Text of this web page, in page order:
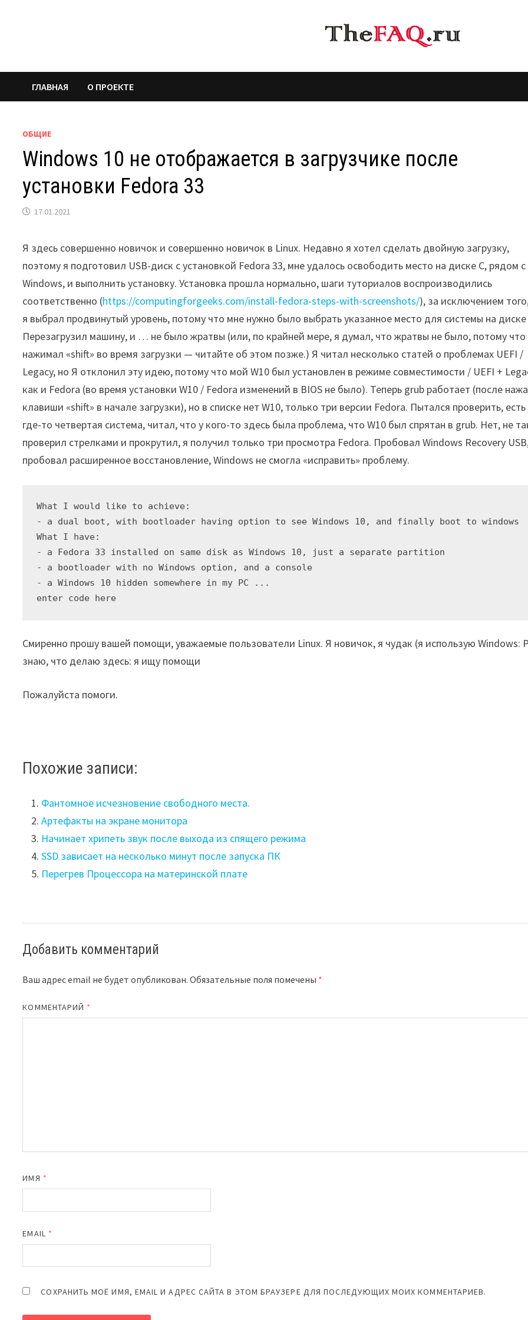
ГЛАВНАЯ О ПРОЕКТЕ
ОБЩИЕ
Windows 10 не отображается в загрузчике после
установки Fedora 33
17.01.2021
Я здесь совершенно новичок и совершенно новичок в Linux. Недавно я хотел сделать двойную загрузку,
поэтому я подготовил USB-диск с установкой Fedora 33, мне удалось освободить место на диске C, рядом с
Windows, и выполнить установку. Установка прошла нормально, шаги туториалов воспроизводились
соответственно (https://computingforgeeks.com/install-fedora-steps-with-screenshots/), за исключением
я выбрал продвинутый уровень, потому что мне нужно было выбрать указанное место для системы на диске
Перезагрузил машину, и … не было жратвы (или, по крайней мере, я думал, что жратвы не было, потому что
нажимал «shift» во время загрузки — читайте об этом позже.) Я читал несколько статей о проблемах UEFI /
Legacy, но Я отклонил эту идею, потому что мой W10 был установлен в режиме совместимости / UEFI +
как и Fedora (во время установки W10 / Fedora изменений в BIOS не было). Теперь grub работает (после
клавиши «shift» в начале загрузки), но в списке нет W10, только три версии Fedora. Пытался проверить,
где-то четвертая система, читал, что у кого-то здесь была проблема, что W10 был спрятан в grub. Нет, не
проверил стрелками и прокрутил, я получил только три просмотра Fedora. Пробовал Windows Recovery
пробовал расширенное восстановление, Windows не смогла «исправить» проблему.
What I would like to achieve:
- a dual boot, with bootloader having option to see Windows 10, and finally boot to windows
What I have:
- a Fedora 33 installed on same disk as Windows 10, just a separate partition
- a bootloader with no Windows option, and a console
- a Windows 10 hidden somewhere in my PC ...
Смиренно прошу вашей помощи, уважаемые пользователи Linux. Я новичок, я чудак (я использую Windows:
знаю, что делаю здесь: я ищу помощи
Пожалуйста помоги.
Похожие записи:
Фантомное исчезновение свободного места.
Артефакты на экране монитора
Начинает хрипеть звук после выхода из спящего режима
SSD зависает на несколько минут после запуска ПК
Перегрев Процессора на материнской плате
Добавить комментарий
Ваш адрес email не будет опубликован. Обязательные поля помечены *
КОММЕНТАРИЙ *
ИМЯ *
EMAIL *
СОХРАНИТЬ МОЁ ИМЯ, EMAIL И АДРЕС САЙТА В ЭТОМ БРАУЗЕРЕ ДЛЯ ПОСЛЕДУЮЩИХ МОИХ КОММЕНТАРИЕВ.